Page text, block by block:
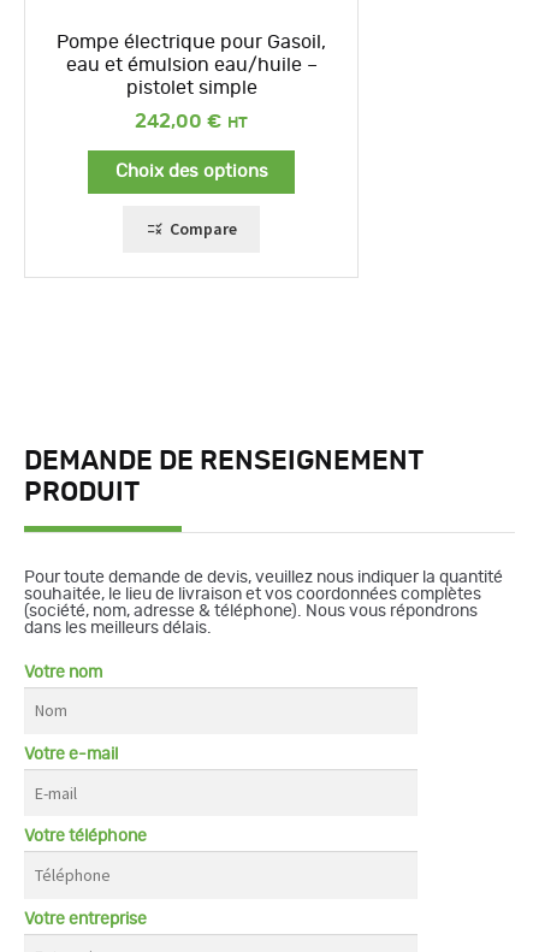
Pompe électrique pour Gasoil,
eau et émulsion eau/huile –
pistolet simple
242,00 €
Choix des options
Compare
DEMANDE DE RENSEIGNEMENT
PRODUIT
Pour toute demande de devis, veuillez nous indiquer la quantité
souhaitée, le lieu de livraison et vos coordonnées complètes
(société, nom, adresse & téléphone). Nous vous répondrons
dans les meilleurs délais.
Votre nom
Votre e-mail
Votre téléphone
Votre entreprise